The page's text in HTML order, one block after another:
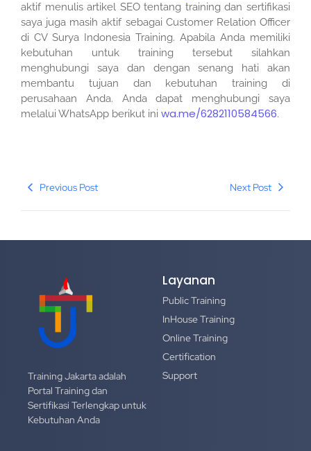
aktif menulis artikel SEO tentang training dan sertifikasi
saya juga masih aktif sebagai Customer Relation Officer
di CV Surya Indonesia Training. Apabila Anda memiliki
kebutuhan untuk training tersebut silahkan
menghubungi saya dan dengan senang hati akan
membantu tujuan dan kebutuhan training di
perusahaan Anda. Anda dapat menghubungi saya
melalui WhatsApp berikut ini wa.me/6282110584566.
Previous Post Next Post
Training Jakarta adalah
Portal Training dan
Sertifikasi Terlengkap untuk
Kebutuhan Anda
Layanan
Public Training
InHouse Training
Online Training
Certification
Support